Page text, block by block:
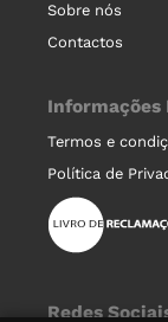
Sobre nós
Contactos
Informações
Termos e
Política de
Redes